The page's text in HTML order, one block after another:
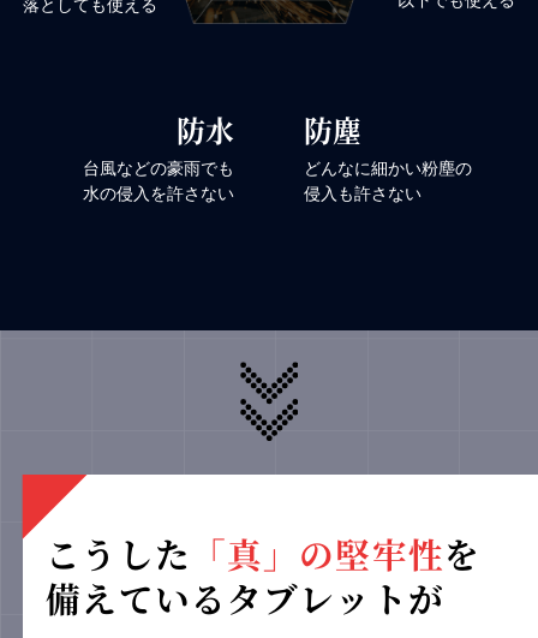
防塵
どんなに細かい粉塵の
侵入も許さない
防水
台風などの豪雨でも
水の侵入を許さない
こうした 「真」の堅牢性を
備えているタブレットが